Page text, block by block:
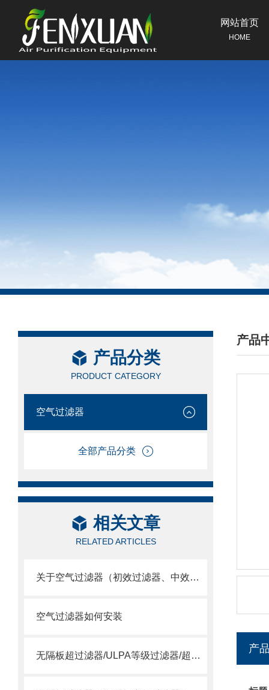
网站首页
HOME
产品分类
PRODUCT CATEGORY
空气过滤器
全部产品分类
相关文章
RELATED ARTICLES
关于空气过滤器（初效过滤器、中效过滤器、空气过滤器）选用
空气过滤器如何安装
无隔板超过滤器/ULPA等级过滤器/超空气过滤器
产品
/
产